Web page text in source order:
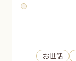
お世話